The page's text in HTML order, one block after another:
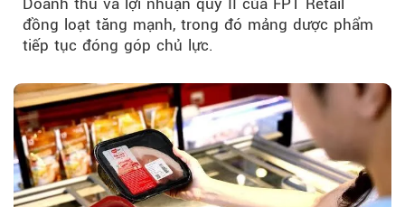
Doanh thu và lợi nhuận quý II của FPT Retail
đồng loạt tăng mạnh, trong đó mảng dược phẩm
tiếp tục đóng góp chủ lực.